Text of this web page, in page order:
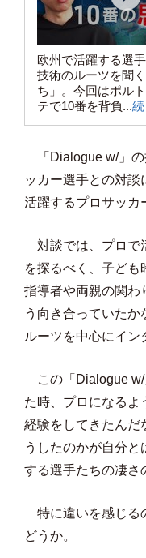
欧州で活躍する選
技術のルーツを聞
ち」。今回はポル
テで10番を背負...
「Dialogue w/」の
ッカー選手との対
活躍するプロサッカ
対談では、プロで
を探るべく、子ども
指導者や両親の関わ
う向き合っていた
ルーツを中心にイン
この「Dialogue w/
た時、プロになるよ
経験をしてきたんだ
うしたのかが自分
する選手たちの凄さ
特に違いを感じる
どうか。